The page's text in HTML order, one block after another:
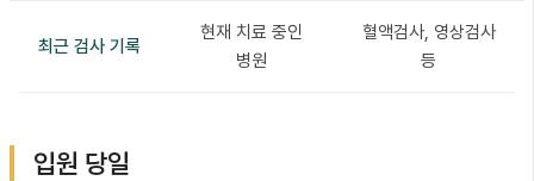
최근 검사 기록
현재 치료 중인
병원
혈액검사, 영상검사
등
입원 당일